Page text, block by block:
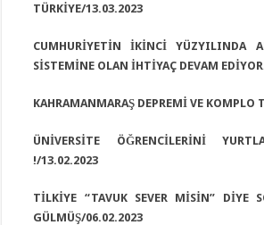
TÜRKİYE/13.03.2023
CUMHURİYETİN İKİNCİ YÜZYILINDA
SİSTEMİNE OLAN İHTİYAÇ DEVAM
KAHRAMANMARAŞ DEPREMİ VE KOMPLO
ÜNİVERSİTE ÖĞRENCİLERİNİ
!/13.02.2023
TİLKİYE “TAVUK SEVER MİSİN” DİYE
GÜLMÜŞ/06.02.2023